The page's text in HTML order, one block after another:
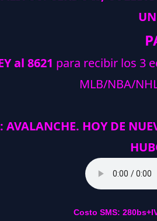
al 8621 para recibir los 3
MLB/NBA/
HOY DE
Costo SMS: